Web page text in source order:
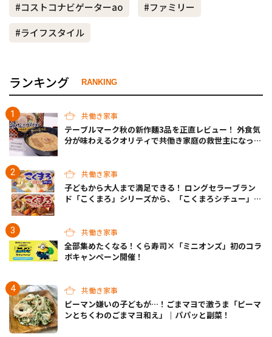
#コストコナビゲーターao
#ファミリー
#ライフスタイル
ランキング RANKING
共働き家事
テーブルマーク秋の新作麺3品を正直レビュー！ 外食気
分が味わえるクオリティで共働き家庭の救世主になって
共働き家事
子どもから大人まで満足できる！ ロングセラーブラン
ド「こくまろ」シリーズから、「こくまろシチュー」＜
共働き家事
全部集めたくなる！くら寿司×「ミニオンズ」初のコラ
ボキャンペーン開催！
共働き家事
ピーマン嫌いの子どもが…！ごまマヨで激うま「ピーマ
ンとちくわのごまマヨ和え」｜パパッと副菜！